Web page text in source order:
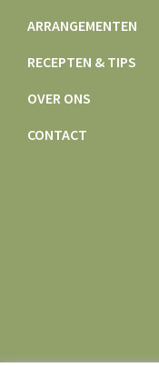
ARRANGEMENTEN
RECEPTEN & TIPS
OVER ONS
CONTACT